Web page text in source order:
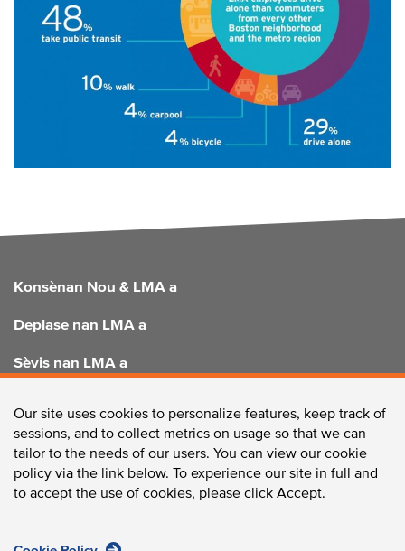
FOOTER
Konsènan Nou & LMA a
Deplase nan LMA a
Sèvis nan LMA a
KONTAKTE NOU
Our site uses cookies to personalize features, keep track of
sessions, and to collect metrics on usage so that we can
tailor to the needs of our users. You can view our cookie
policy via the link below. To experience our site in full and
to accept the use of cookies, please click Accept.